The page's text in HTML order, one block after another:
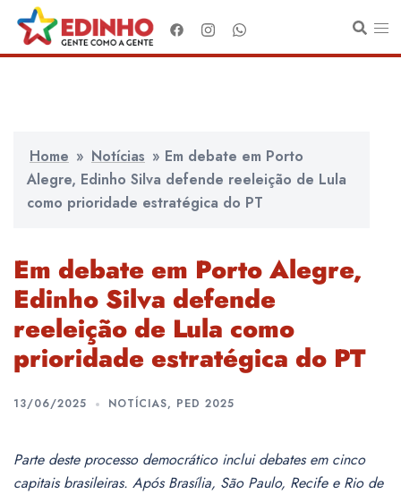
para
o
Home » Notícias » Em debate em Porto
Alegre, Edinho Silva defende reeleição de Lula
como prioridade estratégica do PT
Em debate em Porto Alegre,
Edinho Silva defende
reeleição de Lula como
prioridade estratégica do PT
13/06/2025 NOTÍCIAS, PED 2025
Parte deste processo democrático inclui debates em cinco
capitais brasileiras. Após Brasília, São Paulo, Recife e Rio de